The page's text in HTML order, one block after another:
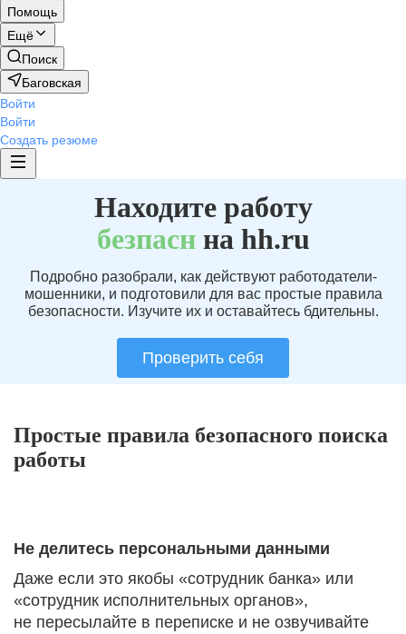
Помощь
Ещё
Поиск
Баговская
Войти
Войти
Создать резюме
Находите работу
безпаснна hh.ru
Подробно разобрали, как действуют работодатели-
мошенники, и подготовили для вас простые правила
безопасности. Изучите их и оставайтесь бдительны.
Проверить себя
Простые правила безопасного поиска
работы
Не делитесь персональными данными
Даже если это якобы «сотрудник банка» или
«сотрудник исполнительных органов»,
не пересылайте в переписке и не озвучивайте